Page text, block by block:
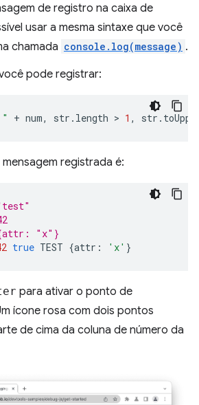
de registro na caixa de
usar a mesma sintaxe que você
chamada console.log(message) .
pode registrar:
+ num, str . length > 1 , str .
mensagem registrada é:
"x"}
true TEST {attr : 'x' }
para ativar o ponto de
ícone rosa com dois pontos
de cima da coluna de número da